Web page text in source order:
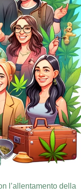
l’allentamento della